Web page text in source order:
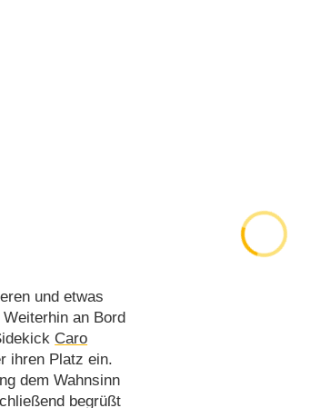
und etwas
an Bord
Caro
ihren Platz ein.
dem Wahnsinn
begrüßt